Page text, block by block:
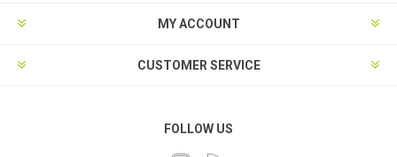
MY ACCOUNT
CUSTOMER SERVICE
FOLLOW US